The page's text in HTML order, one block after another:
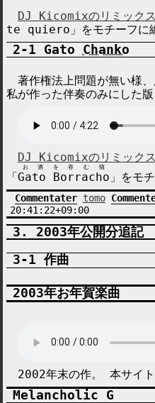
DJ Kicomixのリミック
te quiero 」をモチーフに
Gato Chanko
著作権法上問題が無い様
私が作った伴奏のみにした版
DJ Kicomixのリミック
「 Gato Borracho
お酒を吞む猫
」をモ
Commentater tomo
20:41:22+09:00
2003年公開分追記
作曲
2003年お年賀楽曲
2002年末の作。 本サイ
Melancholic G